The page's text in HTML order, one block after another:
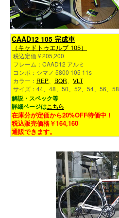
CAAD12 105 完成車
（キャドトゥエルブ 105）
税込定価￥205,200
フレーム：CAAD12 アルミ
コンポ：シマノ 5800 105 11s
カラー： REP BQR
VLT
サイズ：44、48、50、52、54、56、58
解説・スペック等
詳細ページはこちら
在庫分が定価から20%OFF特価中！
税込販売価格￥164,160
通販できます。